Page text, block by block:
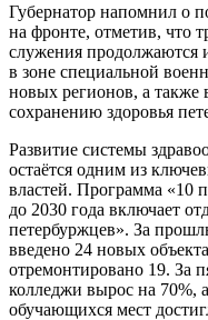
Губернатор напомнил о
на фронте, отметив, что
служения продолжаются
в зоне специальной
новых регионов, а также
сохранению здоровья
Развитие системы
остаётся одним из
властей. Программа «10
до 2030 года включает
петербуржцев». За
введено 24 новых
отремонтировано 19. За
колледжи вырос на 70%,
обучающихся мест